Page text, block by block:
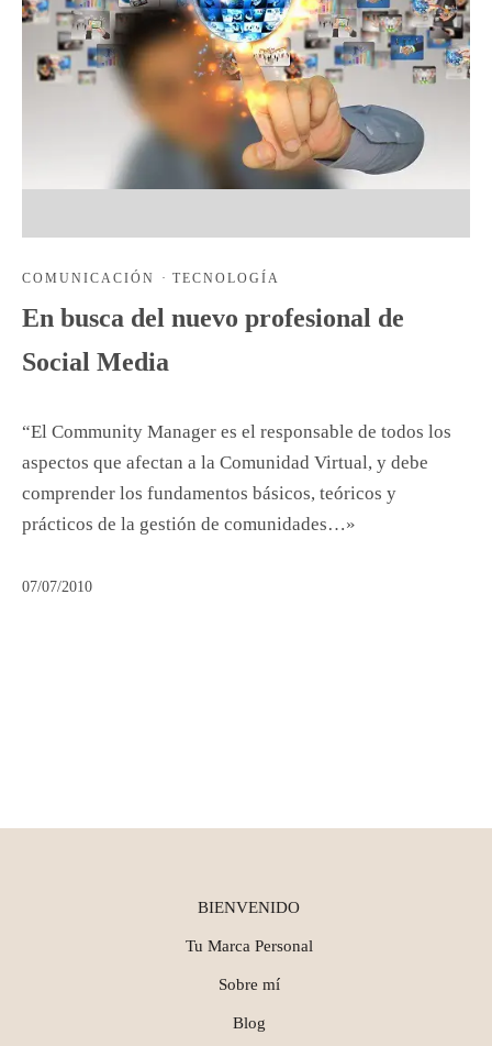
COMUNICACIÓN · TECNOLOGÍA
En busca del nuevo profesional de
Social Media
“El Community Manager es el responsable de todos los
aspectos que afectan a la Comunidad Virtual, y debe
comprender los fundamentos básicos, teóricos y
prácticos de la gestión de comunidades…»
07/07/2010
BIENVENIDO
Tu Marca Personal
Sobre mí
Blog